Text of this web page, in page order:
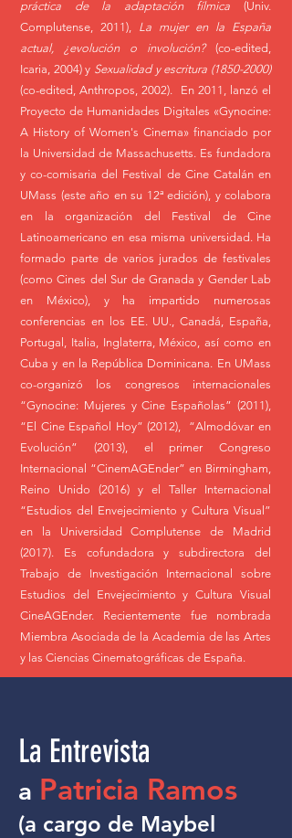
práctica de la adaptación fílmica (Univ.
Complutense, 2011), La mujer en la España
actual, ¿evolución o involución? (co-edited,
Icaria, 2004) y Sexualidad y escritura (1850-2000)
(co-edited, Anthropos, 2002). En 2011, lanzó el
Proyecto de Humanidades Digitales «Gynocine:
A History of Women's Cinema» financiado por
la Universidad de Massachusetts. Es fundadora
y co-comisaria del Festival de Cine Catalán en
UMass (este año en su 12ª edición), y colabora
en la organización del Festival de Cine
Latinoamericano en esa misma universidad. Ha
formado parte de varios jurados de festivales
(como Cines del Sur de Granada y Gender Lab
en México), y ha impartido numerosas
conferencias en los EE. UU., Canadá, España,
Portugal, Italia, Inglaterra, México, así como en
Cuba y en la República Dominicana. En UMass
co-organizó los congresos internacionales
“Gynocine: Mujeres y Cine Españolas” (2011),
“El Cine Español Hoy” (2012), “Almodóvar en
Evolución” (2013), el primer Congreso
Internacional “CinemAGEnder” en Birmingham,
Reino Unido (2016) y el Taller Internacional
“Estudios del Envejecimiento y Cultura Visual”
en la Universidad Complutense de Madrid
(2017). Es cofundadora y subdirectora del
Trabajo de Investigación Internacional sobre
Estudios del Envejecimiento y Cultura Visual
CineAGEnder. Recientemente fue nombrada
Miembra Asociada de la Academia de las Artes
y las Ciencias Cinematográficas de España.
La Entrevista
a Patricia Ramos
(a cargo de Maybel